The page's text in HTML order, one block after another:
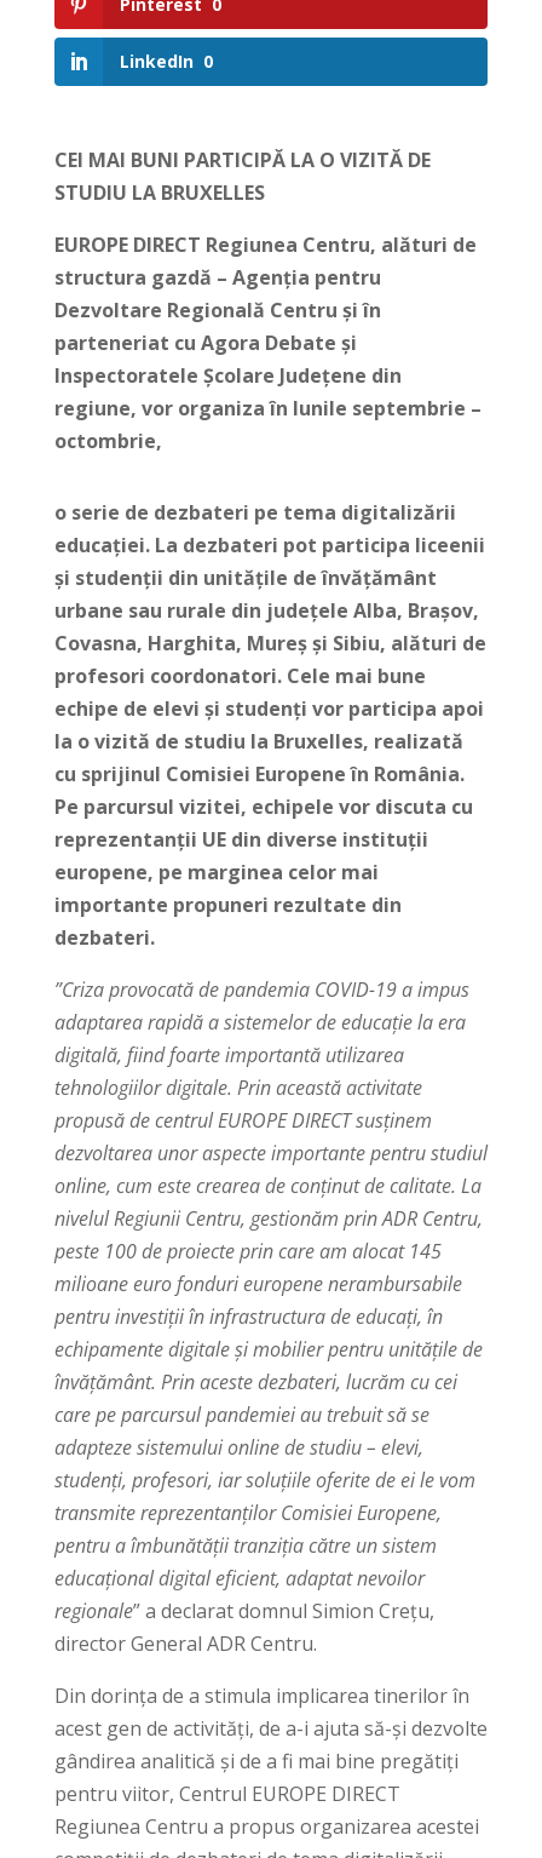
LinkedIn 0
CEI MAI BUNI PARTICIPĂ LA O VIZITĂ DE
STUDIU LA BRUXELLES
EUROPE DIRECT Regiunea Centru, alături de
structura gazdă – Agenția pentru
Dezvoltare Regională Centru și în
parteneriat cu Agora Debate și
Inspectoratele Școlare Județene din
regiune, vor organiza în lunile septembrie –
octombrie,
o serie de dezbateri pe tema digitalizării
educației. La dezbateri pot participa liceenii
și studenții din unitățile de învățământ
urbane sau rurale din județele Alba, Brașov,
Covasna, Harghita, Mureș și Sibiu, alături de
profesori coordonatori. Cele mai bune
echipe de elevi și studenți vor participa apoi
la o vizită de studiu la Bruxelles, realizată
cu sprijinul Comisiei Europene în România.
Pe parcursul vizitei, echipele vor discuta cu
reprezentanții UE din diverse instituții
europene, pe marginea celor mai
importante propuneri rezultate din
dezbateri.
”Criza provocată de pandemia COVID-19 a impus
adaptarea rapidă a sistemelor de educație la era
digitală, fiind foarte importantă utilizarea
tehnologiilor digitale. Prin această activitate
propusă de centrul EUROPE DIRECT susținem
dezvoltarea unor aspecte importante pentru studiul
online, cum este crearea de conținut de calitate. La
nivelul Regiunii Centru, gestionăm prin ADR Centru,
peste 100 de proiecte prin care am alocat 145
milioane euro fonduri europene nerambursabile
pentru investiții în infrastructura de educați, în
echipamente digitale și mobilier pentru unitățile de
învățământ. Prin aceste dezbateri, lucrăm cu cei
care pe parcursul pandemiei au trebuit să se
adapteze sistemului online de studiu – elevi,
studenți, profesori, iar soluțiile oferite de ei le vom
transmite reprezentanților Comisiei Europene,
pentru a îmbunătății tranziția către un sistem
educațional digital eficient, adaptat nevoilor
regionale” a declarat domnul Simion Crețu,
director General ADR Centru.
Din dorința de a stimula implicarea tinerilor în
acest gen de activități, de a-i ajuta să-și dezvolte
gândirea analitică și de a fi mai bine pregătiți
pentru viitor, Centrul EUROPE DIRECT
Regiunea Centru a propus organizarea acestei